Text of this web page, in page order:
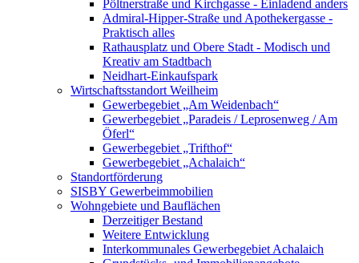
Pöltnerstraße und Kirchgasse - Einladend anders
Admiral-Hipper-Straße und Apothekergasse -
Praktisch alles
Rathausplatz und Obere Stadt - Modisch und
Kreativ am Stadtbach
Neidhart-Einkaufspark
Wirtschaftsstandort Weilheim
Gewerbegebiet „Am Weidenbach“
Gewerbegebiet „Paradeis / Leprosenweg / Am
Öferl“
Gewerbegebiet „Trifthof“
Gewerbegebiet „Achalaich“
Standortförderung
SISBY Gewerbeimmobilien
Wohngebiete und Bauflächen
Derzeitiger Bestand
Weitere Entwicklung
Interkommunales Gewerbegebiet Achalaich